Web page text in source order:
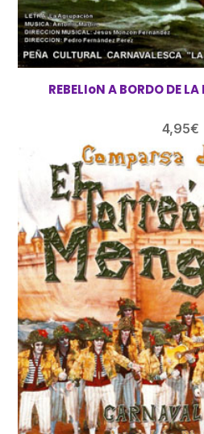
REBELIoN A BORDO DE
4,95€